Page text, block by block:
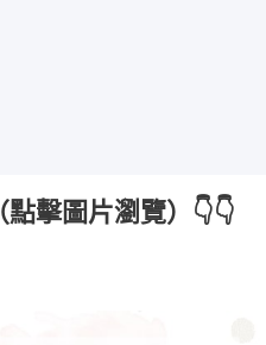
擊圖片瀏覽）👇👇